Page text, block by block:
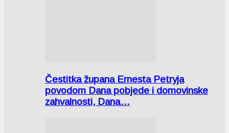
Čestitka župana Ernesta Petryja
povodom Dana pobjede i domovinske
zahvalnosti, Dana…